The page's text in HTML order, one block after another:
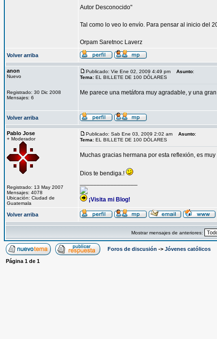
Autor Desconocido"
Tal como lo veo lo envío. Para pensar al inicio del
Orpam Saretnoc Laverz
Volver arriba
anon
Nuevo
Registrado: 30 Dic 2008
Mensajes: 6
Publicado: Vie Ene 02, 2009 4:49 pm Asunto:
Tema: EL BILLETE DE 100 DÓLARES
Me parece una metáfora muy agradable, y una
Volver arriba
Pablo Jose
+ Moderador
Registrado: 13 May 2007
Mensajes: 4078
Ubicación: Ciudad de
Guatemala
Publicado: Sab Ene 03, 2009 2:02 am Asunto:
Tema: EL BILLETE DE 100 DÓLARES
Muchas gracias hermana por esta reflexión, es
Dios te bendiga.!
¡Visita mi Blog!
Volver arriba
Mostrar mensajes de anteriores:
Foros de discusión -> Jóvenes católicos
Página 1 de 1